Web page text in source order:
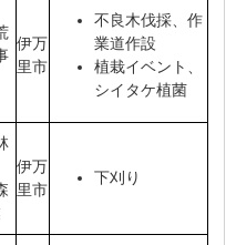
伊万
里市
不良木伐採、作
業道作設
植栽イベント、
シイタケ植菌
伊万
里市
下刈り